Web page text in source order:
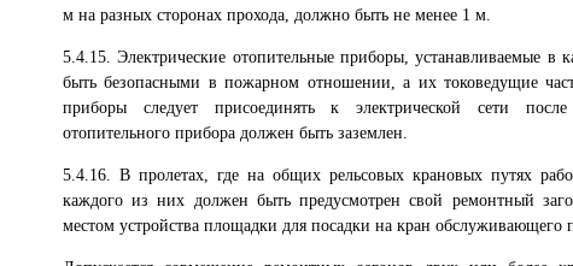
м на разных сторонах прохода, должно быть не менее 1 м.
5.4.15. Электрические отопительные приборы, устанавливаемые в
быть безопасными в пожарном отношении, а их токоведущие
приборы следует присоединять к электрической сети
отопительного прибора должен быть заземлен.
5.4.16. В пролетах, где на общих рельсовых крановых путях
каждого из них должен быть предусмотрен свой ремонтный
местом устройства площадки для посадки на кран обслуживающего